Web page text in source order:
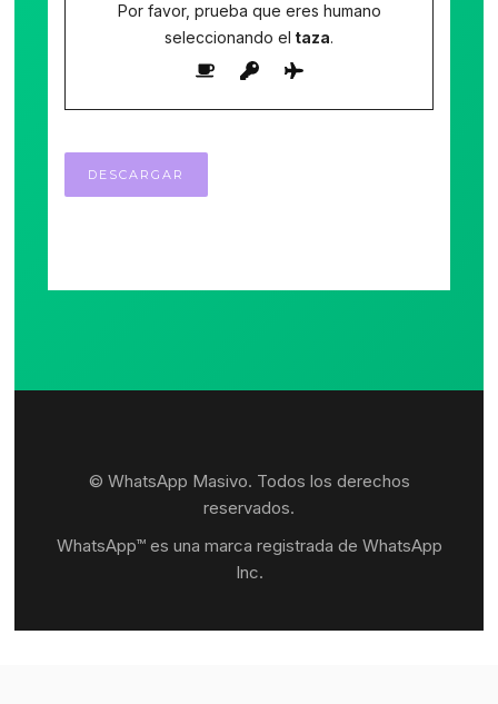
Por favor, prueba que eres humano
seleccionando el taza.
© WhatsApp Masivo. Todos los derechos
reservados.
WhatsApp™ es una marca registrada de WhatsApp
Inc.